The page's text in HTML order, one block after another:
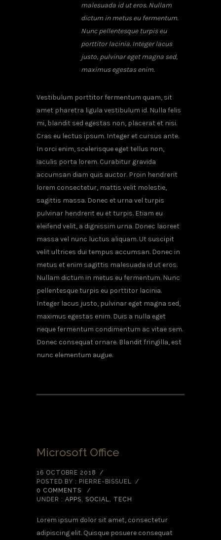
malesuada id ut eros. Nullam
dictum in metus eu fermentum.
Nunc pellentesque turpis eu
porttitor lacinia. Integer lacus
justo, pulvinar eget magna sed,
maximus egestas enim.
Vestibulum porttitor fermentum quam, sit
amet pharetra ligula vestibulum id. Nulla felis
mi, blandit sed egestas non, placerat et nisi.
Cras eu lectus ipsum. Integer et cursus ante.
In orci enim, scelerisque eget tellus non,
iaculis porta lorem. Curabitur gravida
accumsan diam quis auctor. Proin hendrerit
lorem consectetur, mattis velit molestie,
sagittis massa. Donec et urna vel turpis
pulvinar hendrerit eu et turpis. Etiam eu
eleifend velit, a dignissim urna. Donec laoreet
massa vel nunc luctus aliquam. Ut suscipit
velit ultrices dui tempus accumsan. Donec in
metus et enim sagittis malesuada id ut eros.
Nullam dictum in metus eu fermentum. Nunc
pellentesque turpis eu porttitor lacinia.
Integer lacus justo, pulvinar eget magna sed,
maximus egestas enim. Duis a nulla eget
neque fermentum condimentum ac vitae sem.
Donec consequat ornare. Blandit fringilla, est
nunc elementum augue.
Microsoft Office
16 OCTOBRE 2018
/
POSTED BY : PIERRE-BISSUEL /
0 COMMENTS
/
UNDER : APPS, SOCIAL, TECH
Lorem ipsum dolor sit amet, consectetur
adipiscing elit. Quisque posuere consequat